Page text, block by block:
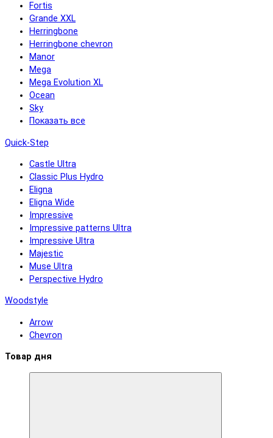
Fortis
Grande XXL
Herringbone
Herringbone chevron
Manor
Mega
Mega Evolution XL
Ocean
Sky
Показать все
Quick-Step
Castle Ultra
Classic Plus Hydro
Eligna
Eligna Wide
Impressive
Impressive patterns Ultra
Impressive Ultra
Majestic
Muse Ultra
Perspective Hydro
Woodstyle
Arrow
Chevron
Товар дня